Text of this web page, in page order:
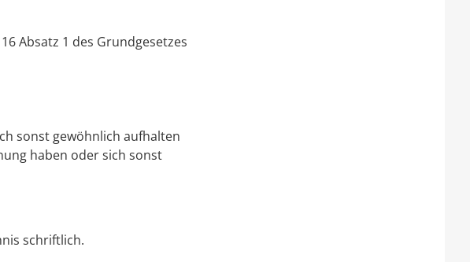
Absatz 1 des Grundgesetzes
sonst gewöhnlich aufhalten
haben oder sich sonst
schriftlich.